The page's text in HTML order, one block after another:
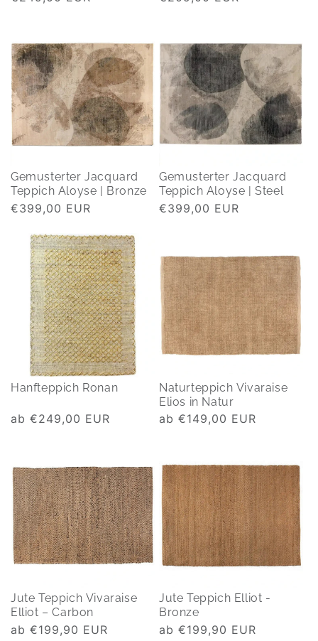
Gemusterter Jacquard
Teppich Aloyse | Bronze
Normaler
€399,00 EUR
Gemusterter Jacquard
Teppich Aloyse | Steel
Normaler
€399,00 EUR
Hanfteppich Ronan
Normaler
ab €249,00 EUR
Naturteppich Vivaraise
Elios in Natur
Normaler
ab €149,00 EUR
Jute Teppich Vivaraise
Elliot – Carbon
Normaler
ab €199,90 EUR
Jute Teppich Elliot -
Bronze
Normaler
ab €199,90 EUR